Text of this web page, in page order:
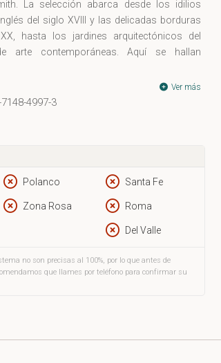
La selección abarca desde los idilios
del siglo XVIII y las delicadas borduras
hasta los jardines arquitectónicos del
arte contemporáneas. Aquí se hallan
el acuático. Estos jardines, presentados en
por su relevancia histórica y su valiosa
jardines. Jardines ingleses es una obra de
Ver más
4997-3
Polanco Santa Fe
Zona Rosa Roma
Del Valle
no son precisas al 100%, por lo que antes de
que llames por teléfono para confirmar su